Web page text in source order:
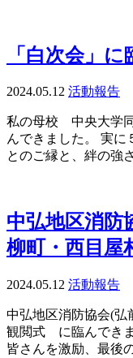
「白次会」
2024.05.12 活動報告
私の母校 中央大学
んできました。 実に
とのご縁と、絆の強
中弘地区消防
柳町・西目屋
2024.05.12 活動報告
中弘地区消防協会(弘
観閲式 に臨んでき
皆さんを激励、最後